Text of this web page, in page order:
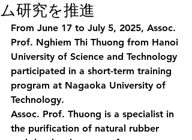
ム研究を推進
From June 17 to July 5, 2025, Assoc.
Prof. Nghiem Thi Thuong from Hanoi
University of Science and Technology
participated in a short-term training
program at Nagaoka University of
Technology.
Assoc. Prof. Thuong is a specialist in
the purification of natural rubber